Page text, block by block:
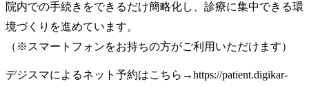
院内での手続きをできるだけ簡略化し、診療に集中できる環
境づくりを進めています。
（※スマートフォンをお持ちの方がご利用いただけます）
デジスマによるネット予約はこちら→https://patient.digikar-